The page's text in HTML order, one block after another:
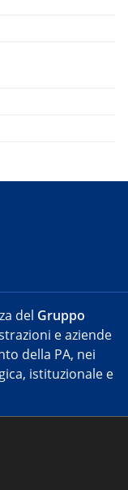
del Gruppo
e aziende
della PA, nei
istituzionale e